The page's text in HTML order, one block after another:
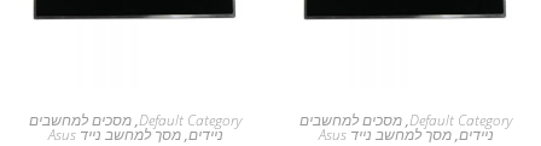
Default Category
,מסכים למחשבים
ניידים,מסך למחשב נייד Asus
Default Category
,מסכים למחשבים
ניידים,מסך למחשב נייד Asus